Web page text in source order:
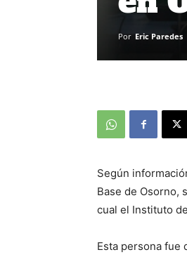
Por Eric Paredes
Según
Base de Osorno,
cual el Instituto
Esta persona fue